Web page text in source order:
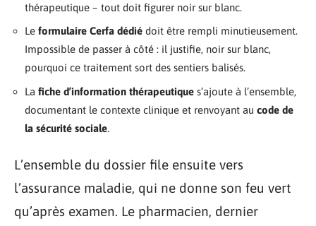
thérapeutique – tout doit figurer noir sur blanc.
Le formulaire Cerfa dédié doit être rempli minutieusement.
Impossible de passer à côté : il justifie, noir sur blanc,
pourquoi ce traitement sort des sentiers balisés.
La fiche d’information thérapeutique s’ajoute à l’ensemble,
documentant le contexte clinique et renvoyant au code de
la sécurité sociale.
L’ensemble du dossier file ensuite vers
l’assurance maladie, qui ne donne son feu vert
qu’après examen. Le pharmacien, dernier